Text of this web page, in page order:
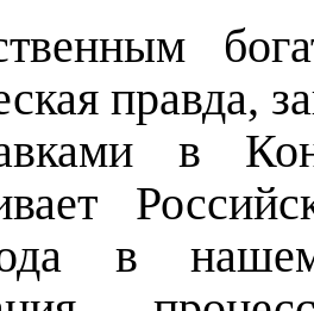
правда,
в
в нашем